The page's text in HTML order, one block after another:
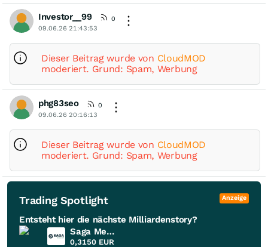
Investor__99
0
09.06.26 21:43:53
Dieser Beitrag wurde von CloudMOD
moderiert. Grund: Spam, Werbung
phg83seo
0
09.06.26 20:16:13
Dieser Beitrag wurde von CloudMOD
moderiert. Grund: Spam, Werbung
Trading Spotlight Anzeige
Entsteht hier die nächste Milliardenstory?
Saga Metals
0,3150 EUR